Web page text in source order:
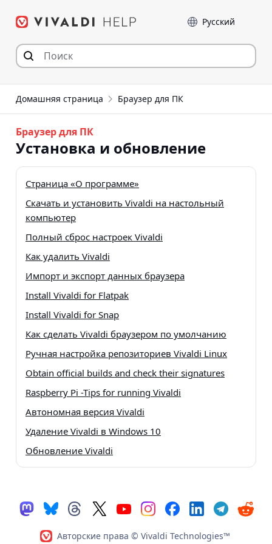
Language
Домашняя страница Браузер для ПК
Браузер для ПК
Установка и обновление
Страница «О программе»
Скачать и установить Vivaldi на настольный
компьютер
Полный сброс настроек Vivaldi
Как удалить Vivaldi
Импорт и экспорт данных браузера
Install Vivaldi for Flatpak
Install Vivaldi for Snap
Как сделать Vivaldi браузером по умолчанию
Ручная настройка репозиториев Vivaldi Linux
Obtain official builds and check their signatures
Raspberry Pi -Tips for running Vivaldi
Автономная версия Vivaldi
Удаление Vivaldi в Windows 10
Обновление Vivaldi
Авторские права © Vivaldi Technologies™